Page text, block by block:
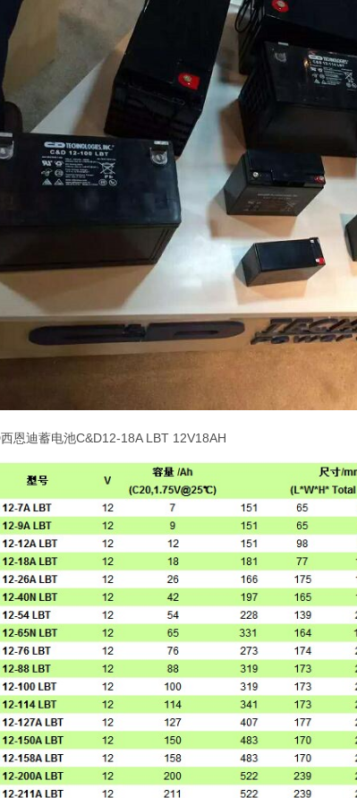
西恩迪蓄电池C&D12-18A LBT 12V18AH